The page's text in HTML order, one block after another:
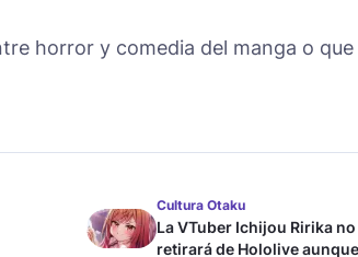
horror y comedia del manga o que
Cultura Otaku
La VTuber Ichijou Ririka no
retirará de Hololive